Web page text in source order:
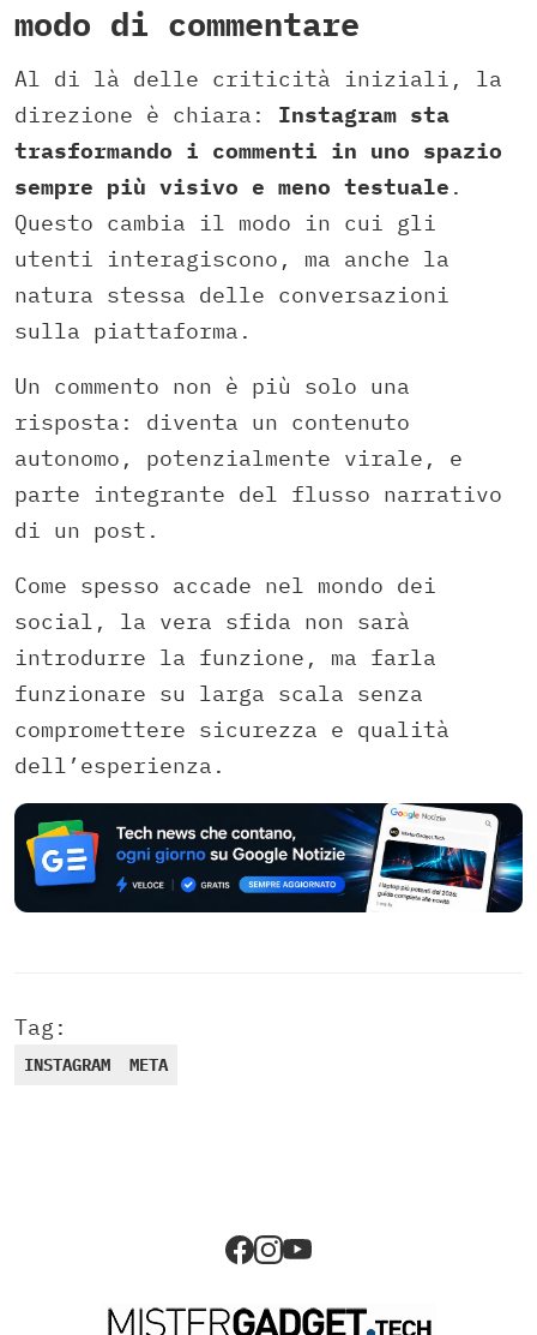
modo di commentare
Al di là delle criticità iniziali, la
direzione è chiara:
Instagram sta
trasformando i commenti in uno spazio
sempre più visivo e meno testuale .
Questo cambia il modo in cui gli
utenti interagiscono, ma anche la
natura stessa delle conversazioni
sulla piattaforma.
Un commento non è più solo una
risposta: diventa un contenuto
autonomo, potenzialmente virale, e
parte integrante del flusso narrativo
di un post.
Come spesso accade nel mondo dei
social, la vera sfida non sarà
introdurre la funzione, ma farla
funzionare su larga scala senza
compromettere sicurezza e qualità
dell’esperienza.
Tag:
INSTAGRAM META